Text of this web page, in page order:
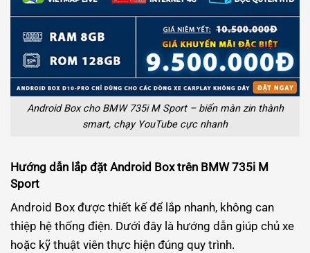
Android Box cho BMW 735i M Sport – biến màn zin thành
smart, chạy YouTube cực nhanh
Hướng dẫn lắp đặt Android Box trên BMW 735i M
Sport
Android Box được thiết kế để lắp nhanh, không can
thiệp hệ thống điện. Dưới đây là hướng dẫn giúp chủ xe
hoặc kỹ thuật viên thực hiện đúng quy trình.